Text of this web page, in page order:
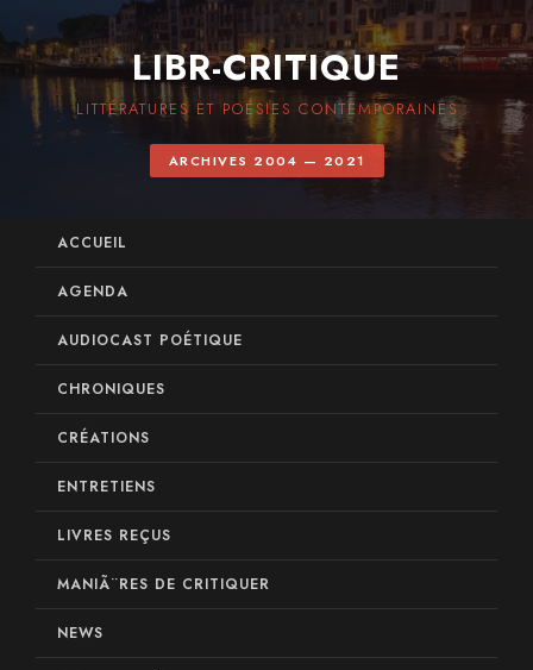
LIBR-CRITIQUE
LITTÉRATURES ET POÉSIES CONTEMPORAINES
ARCHIVES 2004 — 2021
ACCUEIL
AGENDA
AUDIOCAST POÉTIQUE
CHRONIQUES
CRÉATIONS
ENTRETIENS
LIVRES REÇUS
MANIÃ¨RES DE CRITIQUER
NEWS